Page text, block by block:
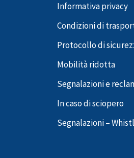
Informativa privacy
Condizioni di
Protocollo di
Mobilità ridotta
Segnalazioni e
In caso di sciopero
Segnalazioni –